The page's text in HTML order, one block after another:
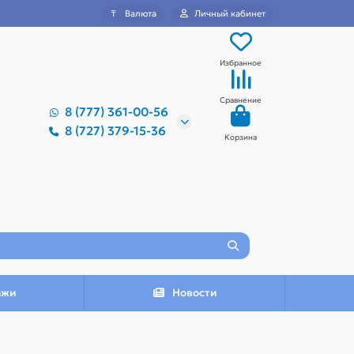
₸ Валюта Личный кабинет
8 (777) 361-00-56
8 (727) 379-15-36
Избранное
Сравнение
Корзина
Новости